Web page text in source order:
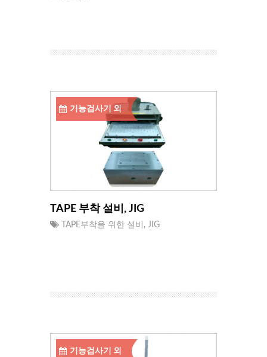
기능검사기 외
TAPE 부착 설비, JIG
TAPE부착을 위한 설비, JIG
기능검사기 외